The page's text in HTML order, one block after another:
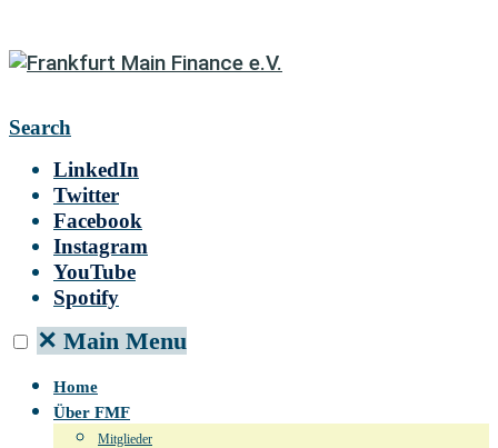
Search
LinkedIn
Twitter
Facebook
Instagram
YouTube
Spotify
✕ Main Menu
Home
Über FMF
Mitglieder